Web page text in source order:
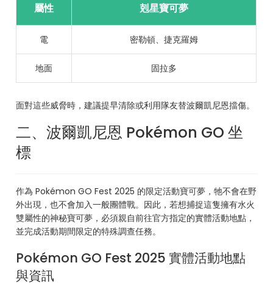
屬性 剋星寶可夢
電 密勒頓、捷克羅姆
地面 固拉多
面對這些威脅時，建議提早清除或利用隊友替波爾凱尼恩擋傷。
二、波爾凱尼恩 Pokémon GO 坐
標
作為 Pokémon GO Fest 2025 的限定活動寶可夢，牠不會在野
外出現，也不會加入一般團體戰。因此，若想捕捉這隻擁有水火
雙屬性的神秘寶可夢，必須親自前往官方指定的實體活動地點，
並完成活動期間限定的特殊調查任務。
Pokémon GO Fest 2025 實體活動地點
與資訊